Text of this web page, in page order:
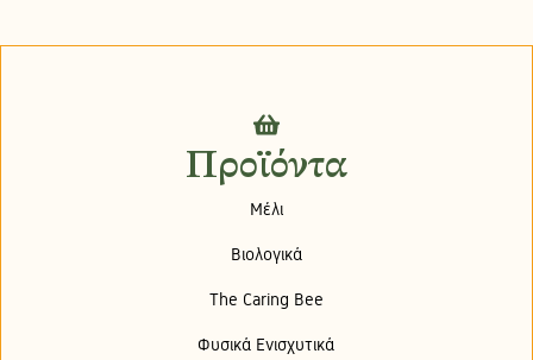
Προϊόντα
Μέλι
Βιολογικά
The Caring Bee
Φυσικά Ενισχυτικά